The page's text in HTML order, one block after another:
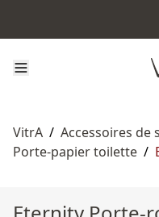
VitrA / Accessoires de
Porte-papier toilette /